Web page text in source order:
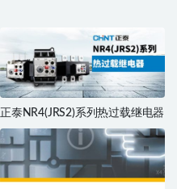
正泰NR4(JRS2)系列热过载继电器